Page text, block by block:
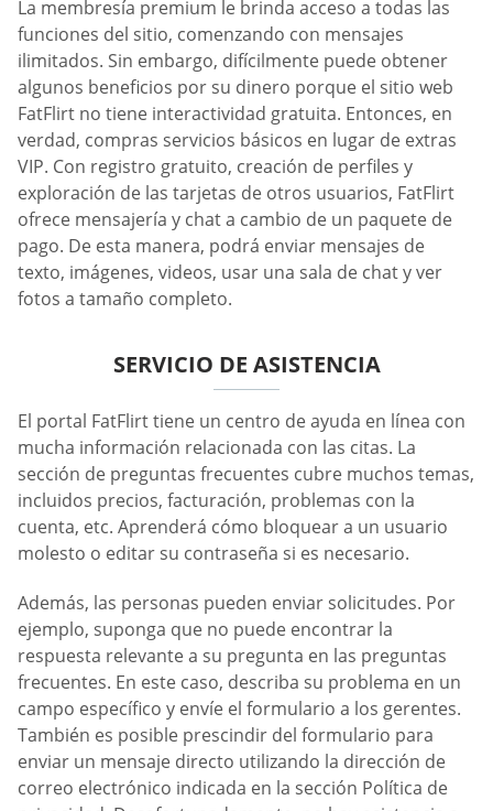
La membresía premium le brinda acceso a todas las
funciones del sitio, comenzando con mensajes
ilimitados. Sin embargo, difícilmente puede obtener
algunos beneficios por su dinero porque el sitio web
FatFlirt no tiene interactividad gratuita. Entonces, en
verdad, compras servicios básicos en lugar de extras
VIP. Con registro gratuito, creación de perfiles y
exploración de las tarjetas de otros usuarios, FatFlirt
ofrece mensajería y chat a cambio de un paquete de
pago. De esta manera, podrá enviar mensajes de
texto, imágenes, videos, usar una sala de chat y ver
fotos a tamaño completo.
SERVICIO DE ASISTENCIA
El portal FatFlirt tiene un centro de ayuda en línea con
mucha información relacionada con las citas. La
sección de preguntas frecuentes cubre muchos temas,
incluidos precios, facturación, problemas con la
cuenta, etc. Aprenderá cómo bloquear a un usuario
molesto o editar su contraseña si es necesario.
Además, las personas pueden enviar solicitudes. Por
ejemplo, suponga que no puede encontrar la
respuesta relevante a su pregunta en las preguntas
frecuentes. En este caso, describa su problema en un
campo específico y envíe el formulario a los gerentes.
También es posible prescindir del formulario para
enviar un mensaje directo utilizando la dirección de
correo electrónico indicada en la sección Política de